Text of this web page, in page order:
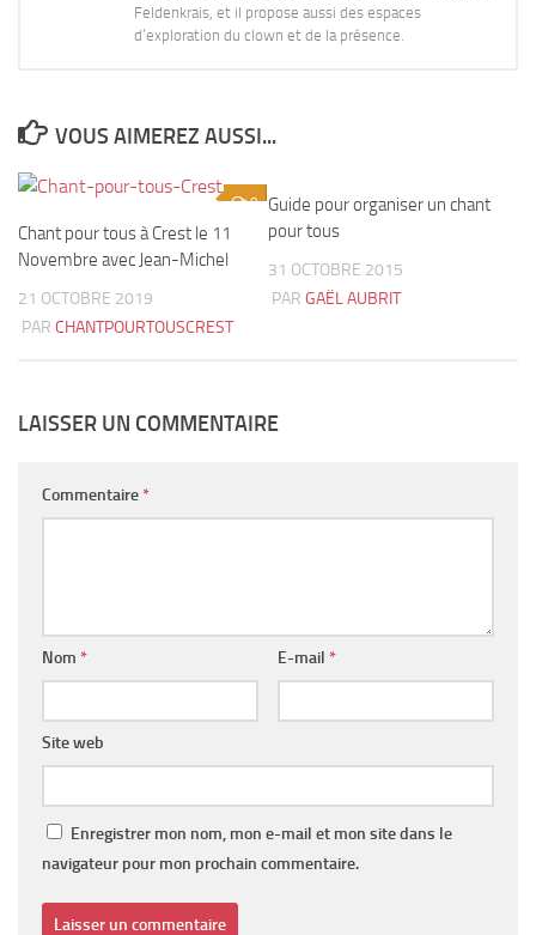
Feldenkrais, et il propose aussi des espaces
d’exploration du clown et de la présence.
VOUS AIMEREZ AUSSI...
0
Chant pour tous à Crest le 11
Novembre avec Jean-Michel
21 OCTOBRE 2019
PAR CHANTPOURTOUSCREST
Guide pour organiser un chant
pour tous
31 OCTOBRE 2015
PAR GAËL AUBRIT
LAISSER UN COMMENTAIRE
Commentaire *
Nom * E-mail *
Site web
Enregistrer mon nom, mon e-mail et mon site dans le
navigateur pour mon prochain commentaire.